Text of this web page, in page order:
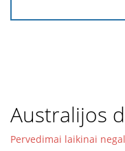
Australijos
Pervedimai laikinai